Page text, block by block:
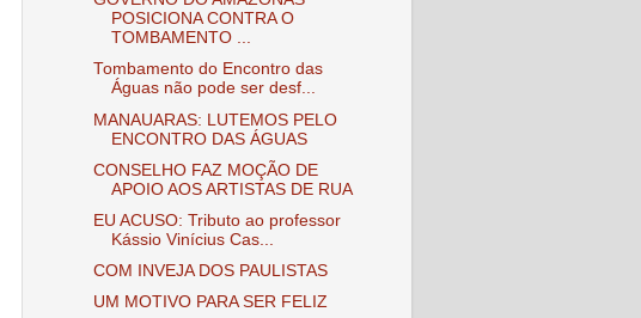
POSICIONA CONTRA O
TOMBAMENTO ...
Tombamento do Encontro das
Águas não pode ser desf...
MANAUARAS: LUTEMOS PELO
ENCONTRO DAS ÁGUAS
CONSELHO FAZ MOÇÃO DE
APOIO AOS ARTISTAS DE RUA
EU ACUSO: Tributo ao professor
Kássio Vinícius Cas...
COM INVEJA DOS PAULISTAS
UM MOTIVO PARA SER FELIZ